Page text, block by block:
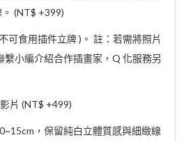
(NT$ +399)
可食用插件立牌 )。 註：若需將照片
繫小編介紹合作插畫家，Q 化服務另
片 (NT$ +499)
，保留純白立體質感與細緻線